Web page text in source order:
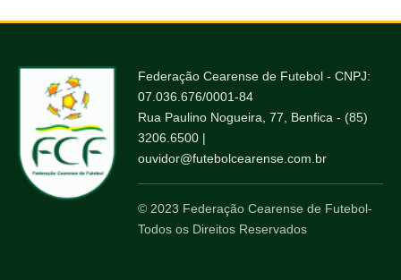
Federação Cearense de Futebol - CNPJ:
07.036.676/0001-84
Rua Paulino Nogueira, 77, Benfica - (85)
3206.6500 |
ouvidor@futebolcearense.com.br
© 2023 Federação Cearense de Futebol-
Todos os Direitos Reservados